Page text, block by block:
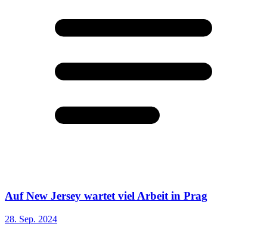
Auf New Jersey wartet viel Arbeit in Prag
28. Sep. 2024